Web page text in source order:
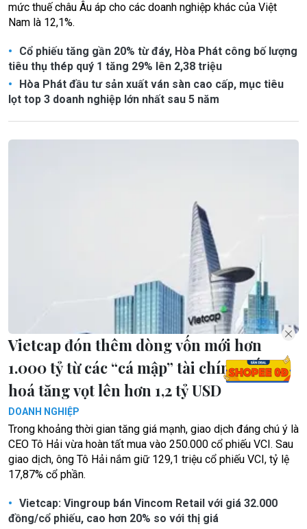
mức thuế châu Âu áp cho các doanh nghiệp khác của Việt
Nam là 12,1%.
Cổ phiếu tăng gần 20% từ đáy, Hòa Phát công bố lượng
tiêu thụ thép quý 1 tăng 29% lên 2,38 triệu
Hòa Phát đầu tư sản xuất ván sàn cao cấp, mục tiêu
lọt top 3 doanh nghiệp lớn nhất sau 5 năm
Vietcap đón thêm dòng vốn mới hơn
1.000 tỷ từ các “cá mập” tài chính, vốn
hoá tăng vọt lên hơn 1,2 tỷ USD
DOANH NGHIỆP
Trong khoảng thời gian tăng giá mạnh, giao dịch đáng chú ý là
CEO Tô Hải vừa hoàn tất mua vào 250.000 cổ phiếu VCI. Sau
giao dịch, ông Tô Hải nắm giữ 129,1 triệu cổ phiếu VCI, tỷ lệ
17,87% cổ phần.
Vietcap: Vingroup bán Vincom Retail với giá 32.000
đồng/cổ phiếu, cao hơn 20% so với thị giá